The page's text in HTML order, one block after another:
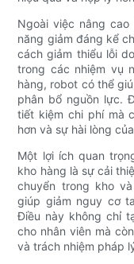
Ngoài việc nâng
năng giảm đáng kể
cách giảm thiểu lỗi
trong các nhiệm vụ
hàng, robot có thể
phân bổ nguồn lực.
tiết kiệm chi phí mà
hơn và sự hài lòng
Một lợi ích quan
kho hàng là sự cải
chuyển trong kho
giúp giảm nguy cơ
Điều này không chỉ
cho nhân viên mà
và trách nhiệm pháp